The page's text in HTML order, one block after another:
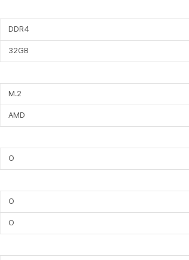
DDR4
32GB
M.2
AMD
O
O
O